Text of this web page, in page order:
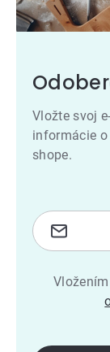
Vložte svoj
informácie
shope.